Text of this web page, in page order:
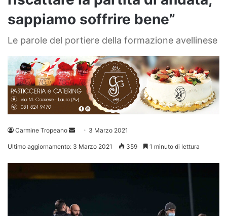
sappiamo soffrire bene”
Le parole del portiere della formazione avellinese
Carmine Tropeano
Invia 3 Marzo 2021
Ultimo aggiornamento: 3 Marzo 2021 359 1 minuto di lettura